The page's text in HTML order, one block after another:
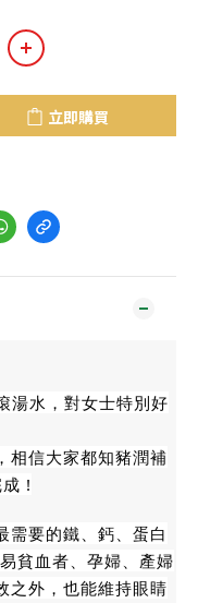
立即購買
湯水，對女士特別好
相信大家都知豬潤補
!
需要的鐵、鈣、蛋白
貧血者、孕婦、產婦
之外，也能維持眼睛